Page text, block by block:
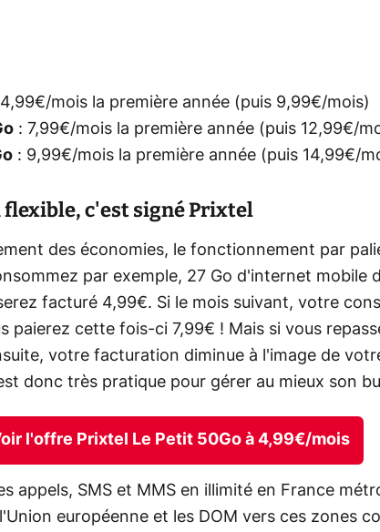
mois la première année (puis 9,99€/mois)
: 7,99€/mois la première année (puis 12,99€/
: 9,99€/mois la première année (puis 14,99€/
c'est signé Prixtel
des économies, le fonctionnement par
par exemple, 27 Go d'internet mobile
facturé 4,99€. Si le mois suivant, votre
paierez cette fois-ci 7,99€ ! Mais si vous
votre facturation diminue à l'image de
donc très pratique pour gérer au mieux son
l'offre Prixtel Le Petit 50Go à 4,99€/mois
appels, SMS et MMS en illimité en France
européenne et les DOM vers ces zones